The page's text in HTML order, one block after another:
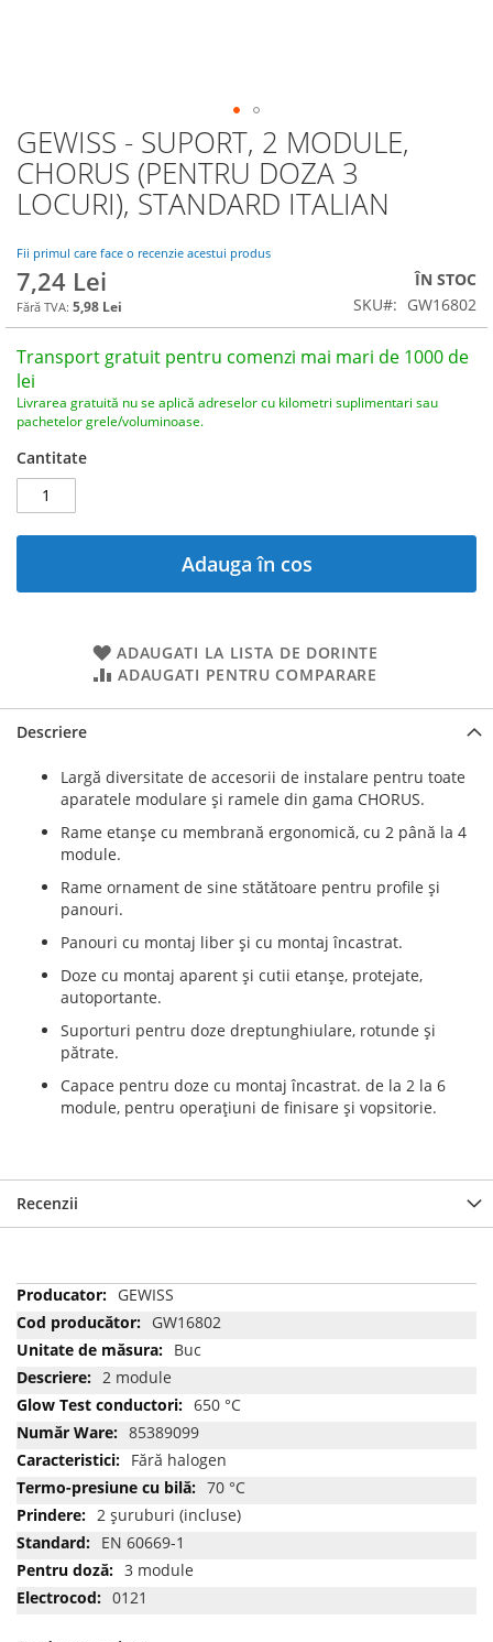
GEWISS - SUPORT, 2 MODULE,
CHORUS (PENTRU DOZA 3
LOCURI), STANDARD ITALIAN
Fii primul care face o recenzie acestui produs
7,24 Lei
5,98 Lei
ÎN STOC
SKU
GW16802
Transport gratuit pentru comenzi mai mari de 1000 de
lei
Livrarea gratuită nu se aplică adreselor cu kilometri suplimentari sau
pachetelor grele/voluminoase.
Cantitate
Adauga în cos
ADAUGATI LA LISTA DE DORINTE
ADAUGATI PENTRU COMPARARE
Skip
to
the
beginning
the
images
gallery
Descriere
Largă diversitate de accesorii de instalare pentru toate
aparatele modulare şi ramele din gama CHORUS.
Rame etanşe cu membrană ergonomică, cu 2 până la 4
module.
Rame ornament de sine stătătoare pentru profile şi
panouri.
Panouri cu montaj liber şi cu montaj încastrat.
Doze cu montaj aparent şi cutii etanşe, protejate,
autoportante.
Suporturi pentru doze dreptunghiulare, rotunde şi
pătrate.
Capace pentru doze cu montaj încastrat. de la 2 la 6
module, pentru operaţiuni de finisare şi vopsitorie.
Recenzii
Mai
multe
informatii
GEWISS
GW16802
Buc
2 module
650 °C
85389099
Fără halogen
70 °C
2 şuruburi (incluse)
EN 60669-1
3 module
0121